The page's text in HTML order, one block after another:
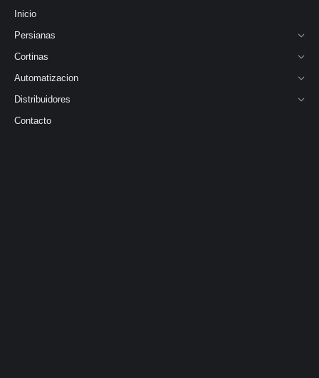
Inicio
Persianas
Cortinas
Automatizacion
Distribuidores
Contacto